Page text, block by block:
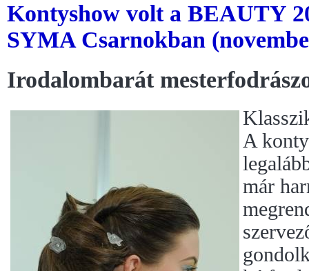
Kontyshow volt a BEAUTY
SYMA Csarnokban
Irodalombarát
A
már